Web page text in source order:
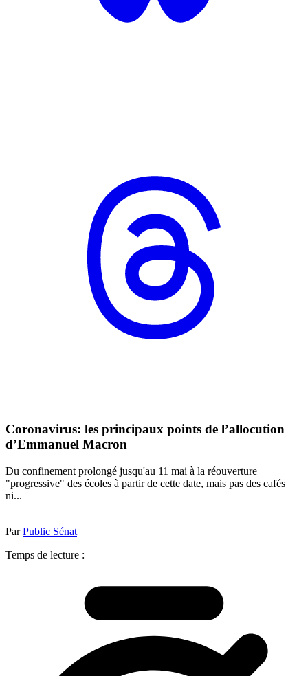
Coronavirus: les principaux points de l’allocution
d’Emmanuel Macron
Du confinement prolongé jusqu'au 11 mai à la réouverture
"progressive" des écoles à partir de cette date, mais pas des cafés
ni...
ParPublic Sénat
Temps de lecture :